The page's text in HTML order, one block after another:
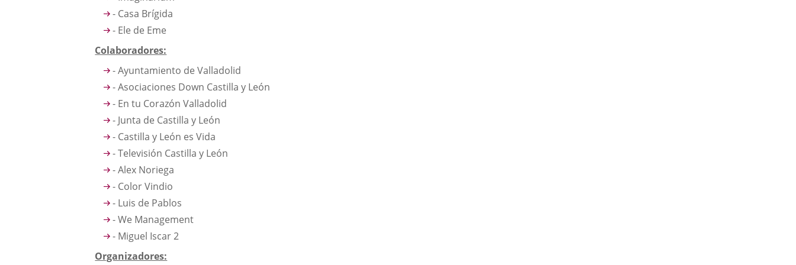
- Casa Brígida
- Ele de Eme
Colaboradores:
- Ayuntamiento de Valladolid
- Asociaciones Down Castilla y León
- En tu Corazón Valladolid
- Junta de Castilla y León
- Castilla y León es Vida
- Televisión Castilla y León
- Alex Noriega
- Color Vindio
- Luis de Pablos
- We Management
- Miguel Iscar 2
Organizadores: